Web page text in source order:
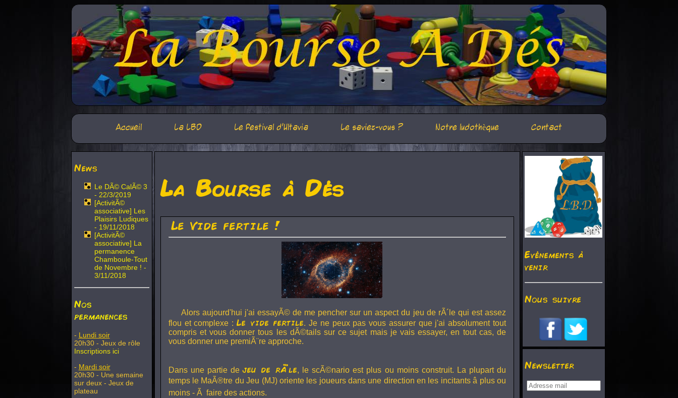
Accueil La LBD Le festival d'Ultavia Le saviez-vous ? Notre ludothèque Contact
News
Le DÃ© CalÃ© 3
- 22/3/2019
[ActivitÃ©
associative] Les
Plaisirs Ludiques
- 19/11/2018
[ActivitÃ©
associative] La
permanence
Chamboule-Tout
de Novembre ! -
3/11/2018
Nos
permanences
- Lundi soir
20h30 - Jeux de rôle
Inscriptions ici
- Mardi soir
20h30 - Une semaine
sur deux - Jeux de
plateau
La Bourse à Dés
Le Vide fertile !
Alors aujourd'hui j'ai essayÃ© de me pencher sur un aspect du jeu de rÃ´le qui est assez
flou et complexe : Le vide fertile. Je ne peux pas vous assurer que j'ai absolument tout
compris et vous donner tous les dÃ©tails sur ce sujet mais je vais essayer, en tout cas, de
vous donner une premiÃ¨re approche.
Dans une partie dejeu de rÃ´le, le scÃ©nario est plus ou moins construit. La plupart du
temps le MaÃ®tre du Jeu (MJ) oriente les joueurs dans une direction en les incitants â plus ou
moins - Ã faire des actions.
Evénements à
venir
Nous suivre
Newsletter